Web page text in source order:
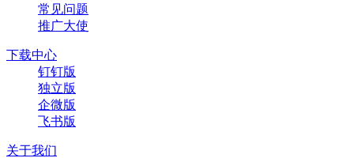
常见问题
推广大使
下载中心
钉钉版
独立版
企微版
飞书版
关于我们